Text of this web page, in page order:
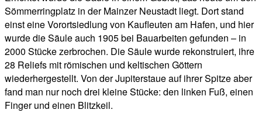
Sömmerringplatz in der Mainzer Neustadt liegt. Dort stand
einst eine Vorortsiedlung von Kaufleuten am Hafen, und hier
wurde die Säule auch 1905 bei Bauarbeiten gefunden – in
2000 Stücke zerbrochen. Die Säule wurde rekonstruiert, ihre
28 Reliefs mit römischen und keltischen Göttern
wiederhergestellt. Von der Jupiterstaue auf ihrer Spitze aber
fand man nur noch drei kleine Stücke: den linken Fuß, einen
Finger und einen Blitzkeil.